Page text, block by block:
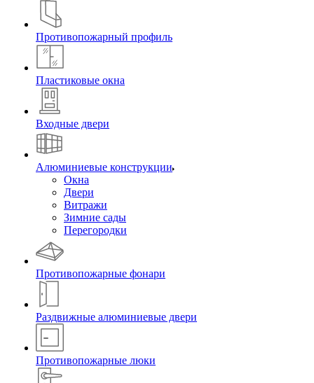
Противопожарный профиль
Пластиковые окна
Входные двери
Алюминиевые конструкции
Окна
Двери
Витражи
Зимние сады
Перегородки
Противопожарные фонари
Раздвижные алюминиевые двери
Противопожарные люки